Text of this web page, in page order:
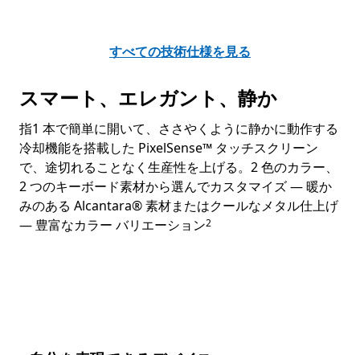
すべての技術仕様を見る
スマート、エレガント、静か
指1 本で簡単に開いて、ささやくように静かに動作する
冷却機能を搭載した PixelSense™ タッチスクリーン
で、途切れることなく生産性を上げる。2 色のカラー、
2 つのキーボード素材から選んでカスタマイズ — 暖か
みのある Alcantara® 素材またはクールなメタル仕上げ
— 豊富なカラー バリエーション
Footnote
2